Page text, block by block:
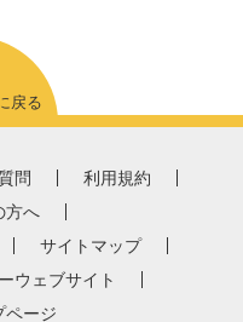
戻る
問
利用規約
方へ
サイトマップ
ウェブサイト
ページ